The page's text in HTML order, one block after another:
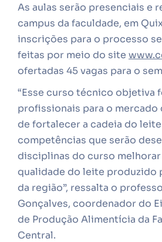
As aulas serão presenciais e
campus da faculdade, em
inscrições para o processo
feitas por meio do site
ofertadas 45 vagas para o
“Esse curso técnico objetiva
profissionais para o mercado
de fortalecer a cadeia do
competências que serão
disciplinas do curso melhorar
qualidade do leite produzido
da região”, ressalta o
Gonçalves, coordenador do
de Produção Alimentícia da
Central.